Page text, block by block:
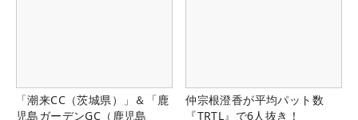
「潮来CC（茨城県）」＆「鹿
児島ガーデンGC（鹿児島
仲宗根澄香が平均パット数
『TRTL』で6人抜き！